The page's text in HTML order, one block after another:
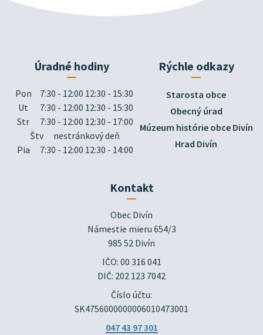
Úradné hodiny
Pon
7:30 - 12:00 12:30 - 15:30
Ut
7:30 - 12:00 12:30 - 15:30
Str
7:30 - 12:00 12:30 - 17:00
Štv
nestránkový deň
Pia
7:30 - 12:00 12:30 - 14:00
Rýchle odkazy
Starosta obce
Obecný úrad
Múzeum histórie obce Divín
Hrad Divín
Kontakt
Obec Divín
Námestie mieru 654/3
985 52 Divín
IČO: 00 316 041
DIČ: 202 123 7042
Číslo účtu:
SK4756000000006010473001
047 43 97 301